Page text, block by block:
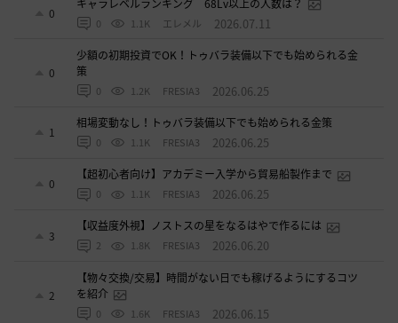
0
キャラレベルランキング 68Lv以上の人数は？
0 1.1K エレメル 2026.07.11
0
少額の初期投資でOK！トゥバラ装備以下でも始められる金
策
0 1.2K FRESIA3 2026.06.25
1
相場変動なし！トゥバラ装備以下でも始められる金策
0 1.1K FRESIA3 2026.06.25
0
【超初心者向け】アカデミー入学から貿易船製作まで
0 1.1K FRESIA3 2026.06.25
3
【収益度外視】ノストスの星をなるはやで作るには
2 1.8K FRESIA3 2026.06.20
2
【物々交換/交易】時間がない日でも稼げるようにするコツ
を紹介
0 1.6K FRESIA3 2026.06.15